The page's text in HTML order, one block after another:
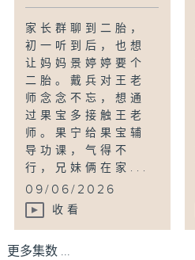
家长群聊到二胎，
初一听到后，也想
让妈妈景婷婷要个
二胎。戴兵对王老
师念念不忘，想通
过果宝多接触王老
师。果宁给果宝辅
导功课，气得不
行，兄妹俩在家...
09/06/2026
收看
更多集数 ...